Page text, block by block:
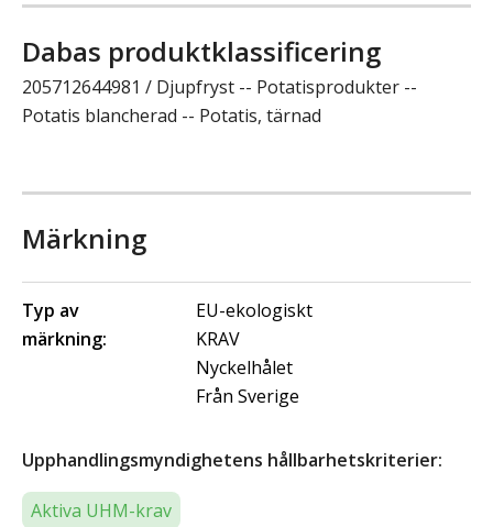
Dabas produktklassificering
205712644981 / Djupfryst -- Potatisprodukter --
Potatis blancherad -- Potatis, tärnad
Märkning
Typ av
märkning:
EU-ekologiskt
KRAV
Nyckelhålet
Från Sverige
Upphandlingsmyndighetens hållbarhetskriterier:
Aktiva UHM-krav